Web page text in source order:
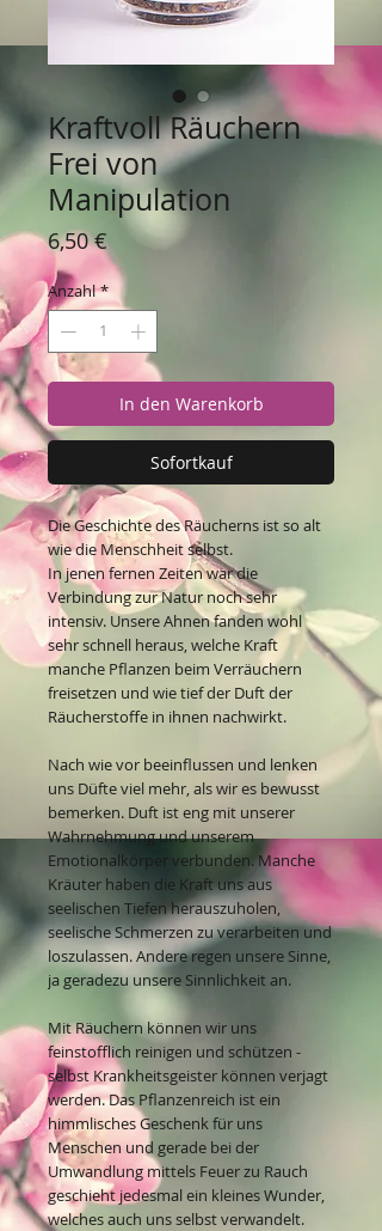
Kraftvoll Räuchern
Frei von
Manipulation
6,50 €Preis
Anzahl *
In den Warenkorb
Sofortkauf
Die Geschichte des Räucherns ist so alt
wie die Menschheit selbst.
In jenen fernen Zeiten war die
Verbindung zur Natur noch sehr
intensiv. Unsere Ahnen fanden wohl
sehr schnell heraus, welche Kraft
manche Pflanzen beim Verräuchern
freisetzen und wie tief der Duft der
Räucherstoffe in ihnen nachwirkt.
Nach wie vor beeinflussen und lenken
uns Düfte viel mehr, als wir es bewusst
bemerken. Duft ist eng mit unserer
Wahrnehmung und unserem
Emotionalkörper verbunden. Manche
Kräuter haben die Kraft uns aus
seelischen Tiefen herauszuholen,
seelische Schmerzen zu verarbeiten und
loszulassen. Andere regen unsere Sinne,
ja geradezu unsere Sinnlichkeit an.
Mit Räuchern können wir uns
feinstofflich reinigen und schützen -
selbst Krankheitsgeister können verjagt
werden. Das Pflanzenreich ist ein
himmlisches Geschenk für uns
Menschen und gerade bei der
Umwandlung mittels Feuer zu Rauch
geschieht jedesmal ein kleines Wunder,
welches auch uns selbst verwandelt.